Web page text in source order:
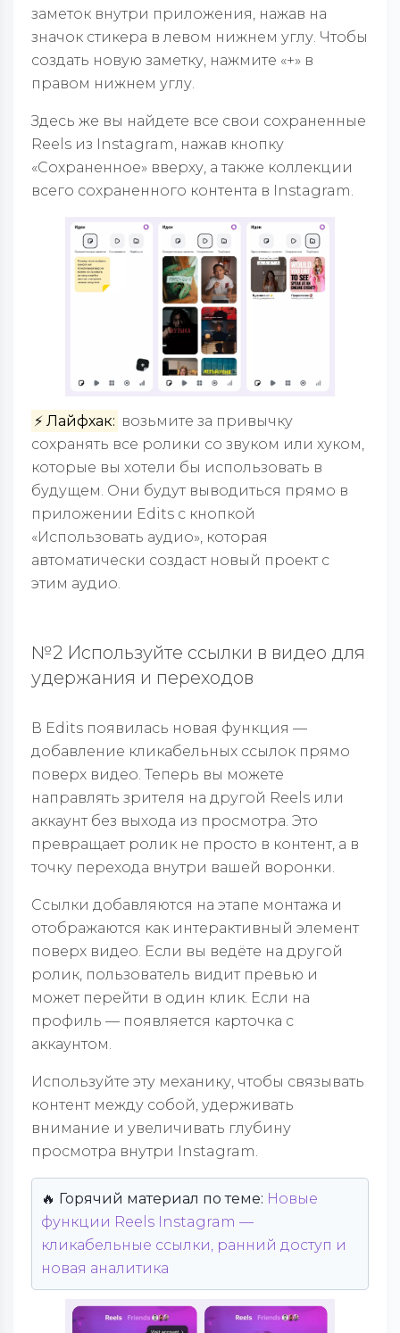
заметок внутри приложения, нажав на
значок стикера в левом нижнем углу. Чтобы
создать новую заметку, нажмите «+» в
правом нижнем углу.
Здесь же вы найдете все свои сохраненные
Reels из Instagram, нажав кнопку
«Сохраненное» вверху, а также коллекции
всего сохраненного контента в Instagram.
⚡️ Лайфхак: возьмите за привычку
сохранять все ролики со звуком или хуком,
которые вы хотели бы использовать в
будущем. Они будут выводиться прямо в
приложении Edits с кнопкой
«Использовать аудио», которая
автоматически создаст новый проект с
этим аудио.
№2 Используйте ссылки в видео для
удержания и переходов
В Edits появилась новая функция —
добавление кликабельных ссылок прямо
поверх видео. Теперь вы можете
направлять зрителя на другой Reels или
аккаунт без выхода из просмотра. Это
превращает ролик не просто в контент, а в
точку перехода внутри вашей воронки.
Ссылки добавляются на этапе монтажа и
отображаются как интерактивный элемент
поверх видео. Если вы ведёте на другой
ролик, пользователь видит превью и
может перейти в один клик. Если на
профиль — появляется карточка с
аккаунтом.
Используйте эту механику, чтобы связывать
контент между собой, удерживать
внимание и увеличивать глубину
просмотра внутри Instagram.
🔥 Горячий материал по теме: Новые
функции Reels Instagram —
кликабельные ссылки, ранний доступ и
новая аналитика